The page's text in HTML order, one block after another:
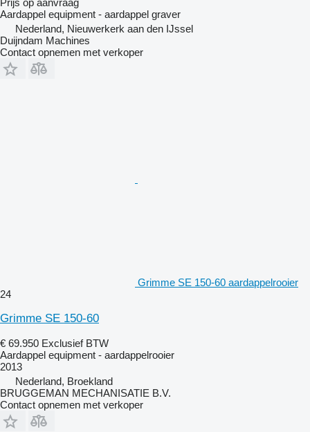
Prijs op aanvraag
Aardappel equipment - aardappel graver
Nederland, Nieuwerkerk aan den IJssel
Duijndam Machines
Contact opnemen met verkoper
Grimme SE 150-60 aardappelrooier
24
Grimme SE 150-60
€ 69.950 Exclusief BTW
Aardappel equipment - aardappelrooier
2013
Nederland, Broekland
BRUGGEMAN MECHANISATIE B.V.
Contact opnemen met verkoper